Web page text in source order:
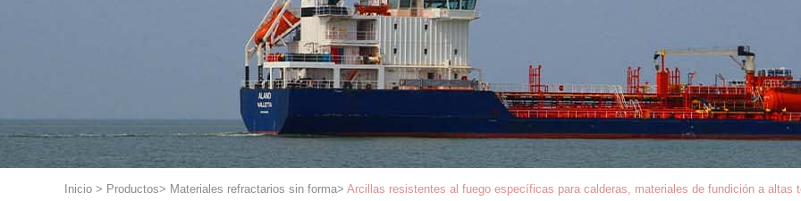
Inicio > Productos> Materiales refractarios sin forma> Arcillas resistentes al fuego específicas para calderas, materiales de fundición a altas